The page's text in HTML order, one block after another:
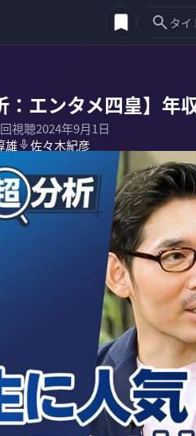
：エンタメ四皇】
回視聴2024年9月1日
雄 佐々木紀彦